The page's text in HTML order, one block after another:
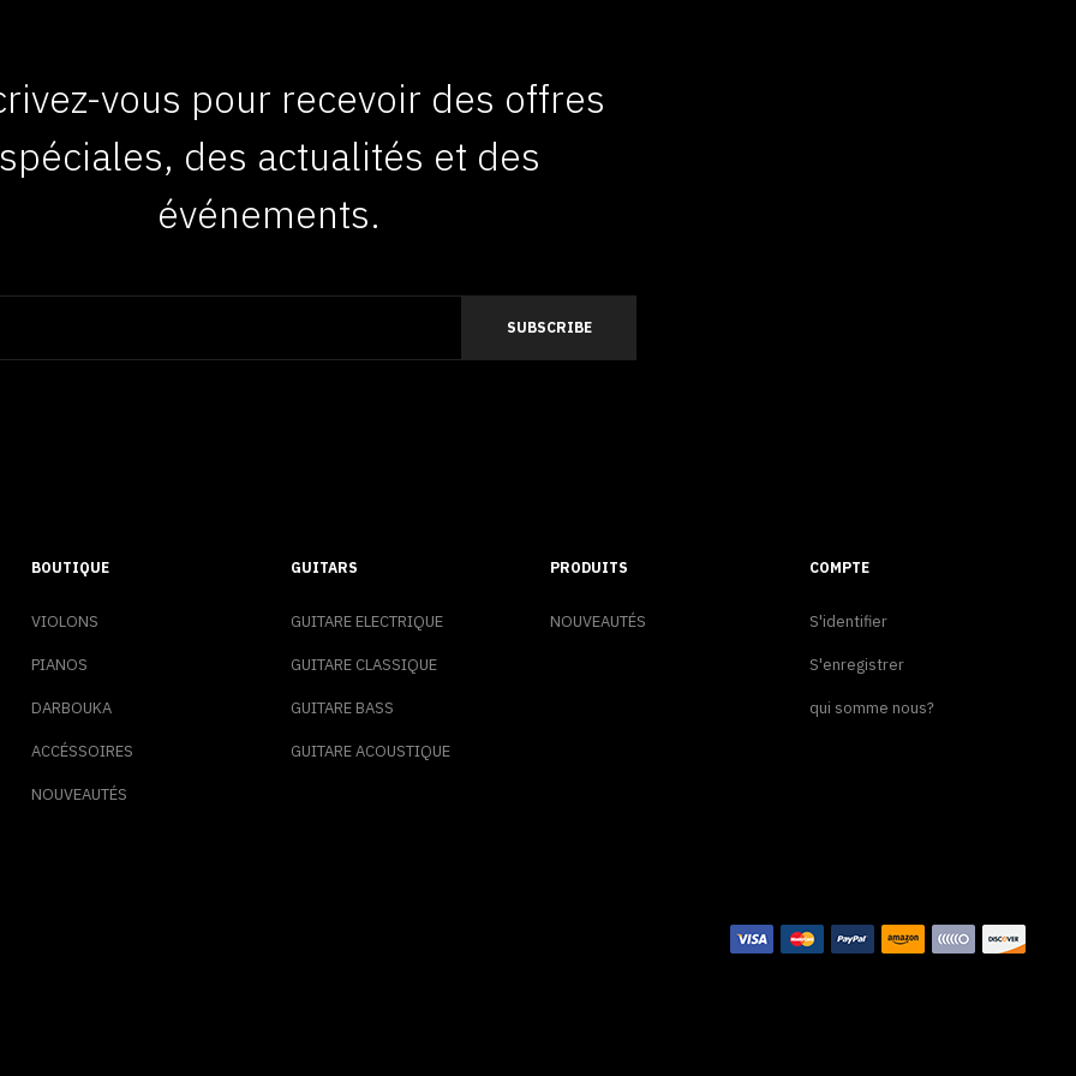
vous pour recevoir des offres
des actualités et des
événements.
BOUTIQUE
VIOLONS
PIANOS
DARBOUKA
ACCÉSSOIRES
NOUVEAUTÉS
GUITARS
GUITARE ELECTRIQUE
GUITARE CLASSIQUE
GUITARE BASS
GUITARE ACOUSTIQUE
PRODUITS
NOUVEAUTÉS
COMPTE
S'identifier
S'enregistrer
qui somme nous?